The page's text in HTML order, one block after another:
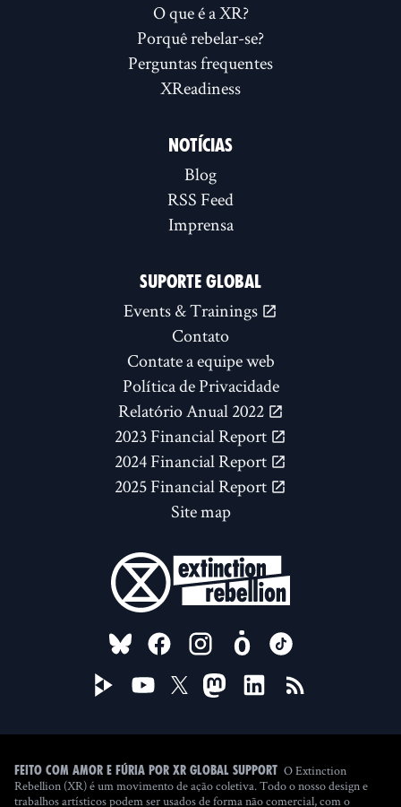
O que é a XR?
Porquê rebelar-se?
Perguntas frequentes
XReadiness
NOTÍCIAS
Blog
RSS Feed
Imprensa
SUPORTE GLOBAL
Events & Trainings
Contato
Contate a equipe web
Política de Privacidade
Relatório Anual 2022
2023 Financial Report
2024 Financial Report
2025 Financial Report
Site map
FOLLOW US ON
Feito com amor e fúria por XR Global Support O Extinction
Rebellion (XR) é um movimento de ação coletiva. Todo o nosso design e
trabalhos artísticos podem ser usados de forma não comercial, com o